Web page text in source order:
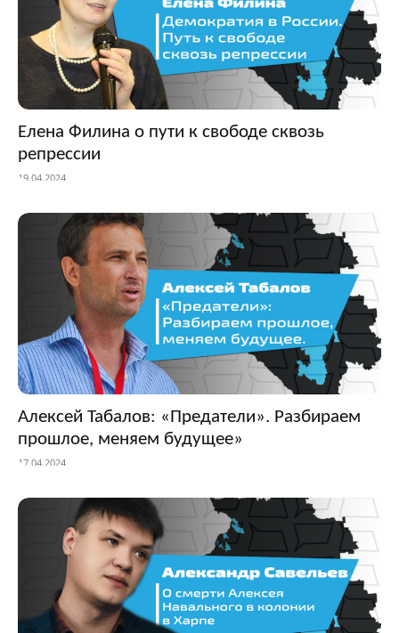
Елена Филина о пути к свободе сквозь
репрессии
19.04.2024
Алексей Табалов: «Предатели». Разбираем
прошлое, меняем будущее»
17.04.2024